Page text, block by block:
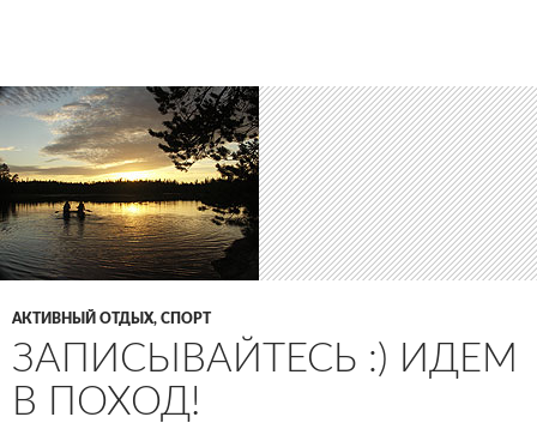
АКТИВНЫЙ ОТДЫХ, СПОРТ
ЗАПИСЫВАЙТЕСЬ :) ИДЕМ
В ПОХОД!